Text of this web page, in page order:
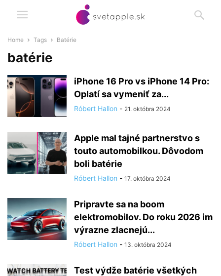
Home Tags Batérie
batérie
iPhone 16 Pro vs iPhone 14 Pro:
Oplatí sa vymeniť za...
Róbert Hallon - 21. októbra 2024
Apple mal tajné partnerstvo s
touto automobilkou. Dôvodom
boli batérie
Róbert Hallon - 17. októbra 2024
Pripravte sa na boom
elektromobilov. Do roku 2026 im
výrazne zlacnejú...
Róbert Hallon - 13. októbra 2024
Test výdže batérie všetkých